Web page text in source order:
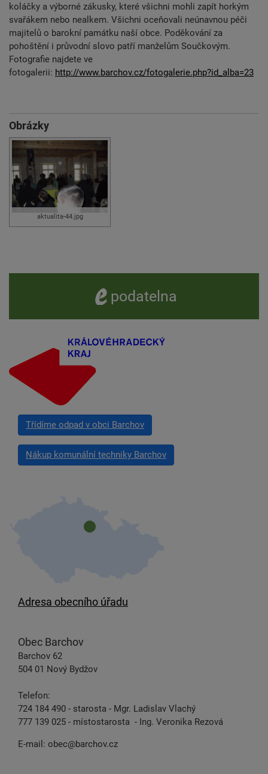
koláčky a výborné zákusky, které všichni mohli zapít horkým
svařákem nebo nealkem. Všichni oceňovali neúnavnou péči
majitelů o barokní památku naší obce. Poděkování za
pohoštění i průvodní slovo patří manželům Součkovým.
Fotografie najdete ve
fotogalerii: http://www.barchov.cz/fotogalerie.php?id_alba=23
Obrázky
aktualita-44.jpg
e -podatelna
Třídíme odpad v obci Barchov
Nákup komunální techniky Barchov
Adresa obecního úřadu
Obec Barchov
Barchov 62
504 01 Nový Bydžov
Telefon:
724 184 490 - starosta - Mgr. Ladislav Vlachý
777 139 025 - místostarosta - Ing. Veronika Rezová
E-mail: obec@barchov.cz